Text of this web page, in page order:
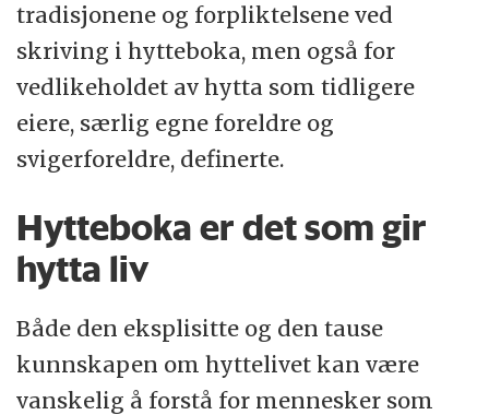
tradisjonene og forpliktelsene ved
skriving i hytteboka, men også for
vedlikeholdet av hytta som tidligere
eiere, særlig egne foreldre og
svigerforeldre, definerte.
Hytteboka er det som gir
hytta liv
Både den eksplisitte og den tause
kunnskapen om hyttelivet kan være
vanskelig å forstå for mennesker som